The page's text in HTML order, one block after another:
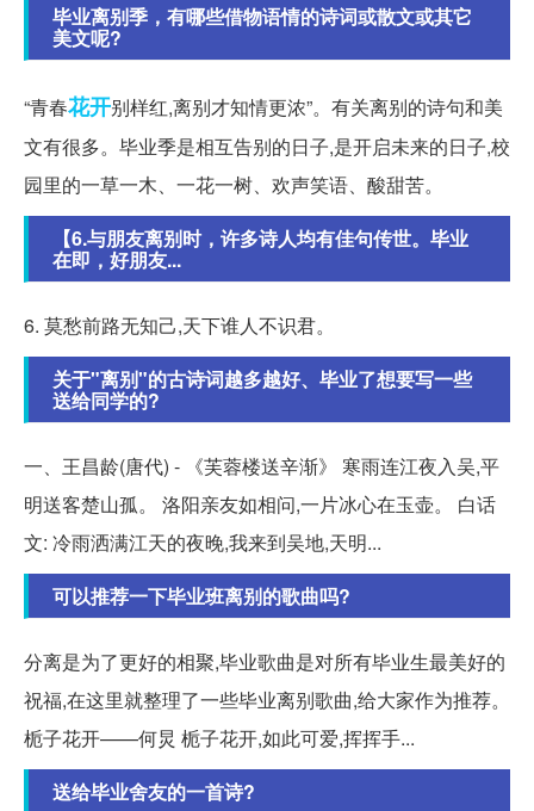
毕业离别季，有哪些借物语情的诗词或散文或其它
美文呢?
“青春花开别样红,离别才知情更浓”。有关离别的诗句和美
文有很多。毕业季是相互告别的日子,是开启未来的日子,校
园里的一草一木、一花一树、欢声笑语、酸甜苦。
【6.与朋友离别时，许多诗人均有佳句传世。毕业
在即，好朋友...
6. 莫愁前路无知己,天下谁人不识君。
关于"离别"的古诗词越多越好、毕业了想要写一些
送给同学的?
一、王昌龄(唐代) - 《芙蓉楼送辛渐》 寒雨连江夜入吴,平
明送客楚山孤。 洛阳亲友如相问,一片冰心在玉壶。 白话
文: 冷雨洒满江天的夜晚,我来到吴地,天明...
可以推荐一下毕业班离别的歌曲吗?
分离是为了更好的相聚,毕业歌曲是对所有毕业生最美好的
祝福,在这里就整理了一些毕业离别歌曲,给大家作为推荐。
栀子花开——何炅 栀子花开,如此可爱,挥挥手...
送给毕业舍友的一首诗?